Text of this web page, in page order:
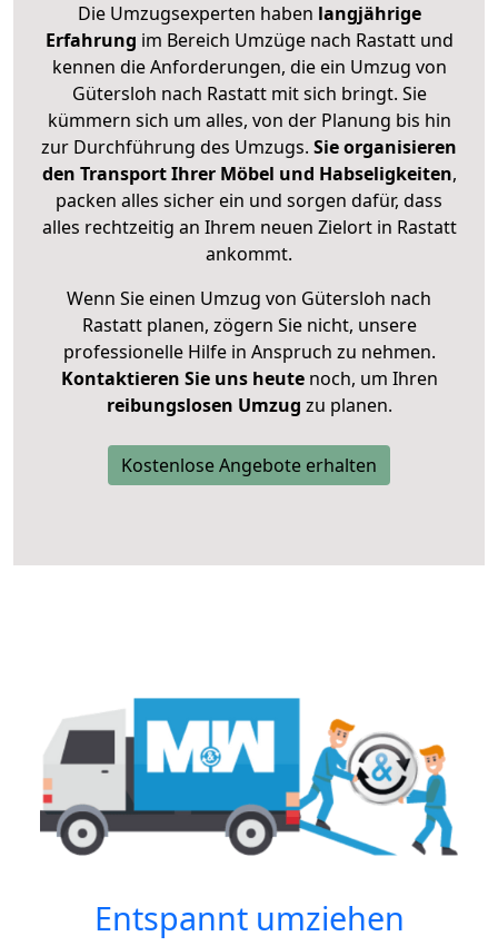
Die Umzugsexperten haben langjährige
Erfahrung im Bereich Umzüge nach Rastatt und
kennen die Anforderungen, die ein Umzug von
Gütersloh nach Rastatt mit sich bringt. Sie
kümmern sich um alles, von der Planung bis hin
zur Durchführung des Umzugs. Sie organisieren
den Transport Ihrer Möbel und Habseligkeiten,
packen alles sicher ein und sorgen dafür, dass
alles rechtzeitig an Ihrem neuen Zielort in Rastatt
ankommt.
Wenn Sie einen Umzug von Gütersloh nach
Rastatt planen, zögern Sie nicht, unsere
professionelle Hilfe in Anspruch zu nehmen.
Kontaktieren Sie uns heutenoch, um Ihren
reibungslosen Umzug zu planen.
Kostenlose Angebote erhalten
Entspannt umziehen